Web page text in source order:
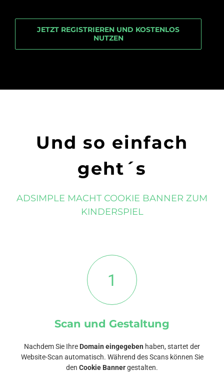
JETZT REGISTRIEREN UND KOSTENLOS
NUTZEN
Und so einfach
geht´s
ADSIMPLE MACHT COOKIE BANNER ZUM
KINDERSPIEL
1
Scan und Gestaltung
Nachdem Sie Ihre Domain eingegeben haben, startet der
Website-Scan automatisch. Während des Scans können Sie
den Cookie Bannergestalten.